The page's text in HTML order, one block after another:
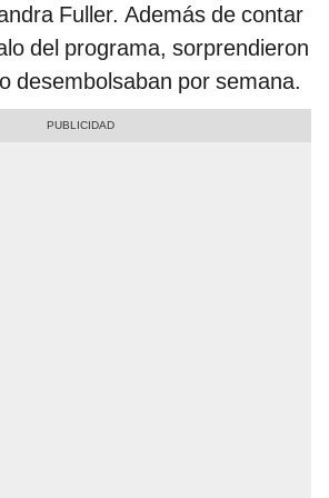
Fuller. Además de contar
del programa, sorprendieron
desembolsaban por semana.